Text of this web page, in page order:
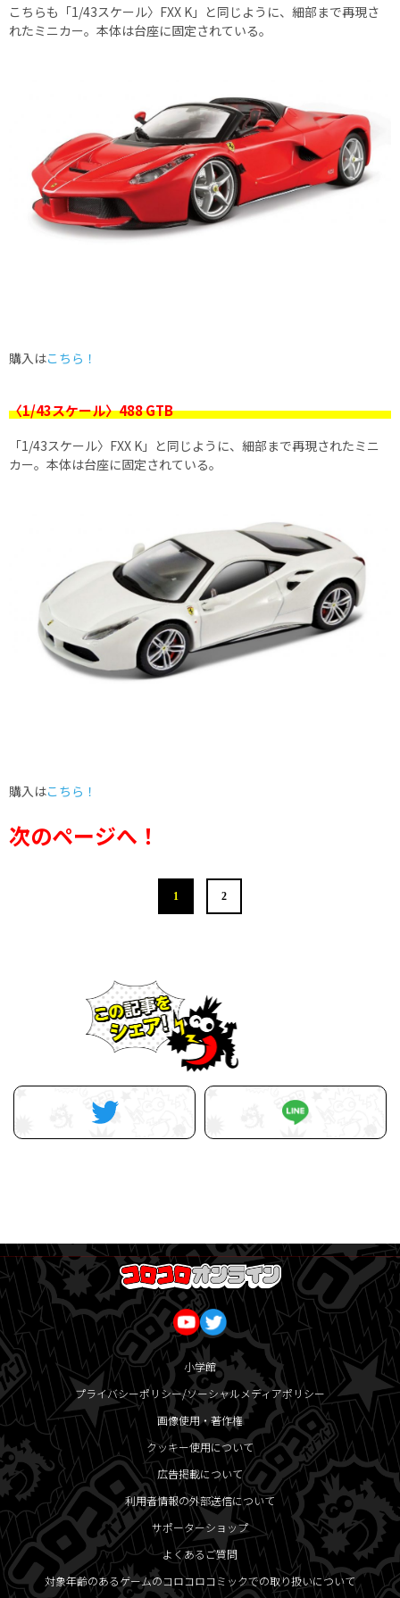
こちらも「1/43スケール〉FXX K」と同じように、細部まで再現さ
れたミニカー。本体は台座に固定されている。
購入はこちら！
〈1/43スケール〉488 GTB
「1/43スケール〉FXX K」と同じように、細部まで再現されたミニ
カー。本体は台座に固定されている。
購入はこちら！
次のページへ！
1 2
小学館
プライバシーポリシー/ソーシャルメディアポリシー
画像使用・著作権
クッキー使用について
広告掲載について
利用者情報の外部送信について
サポーターショップ
よくあるご質問
対象年齢のあるゲームのコロコロコミックでの取り扱いについて